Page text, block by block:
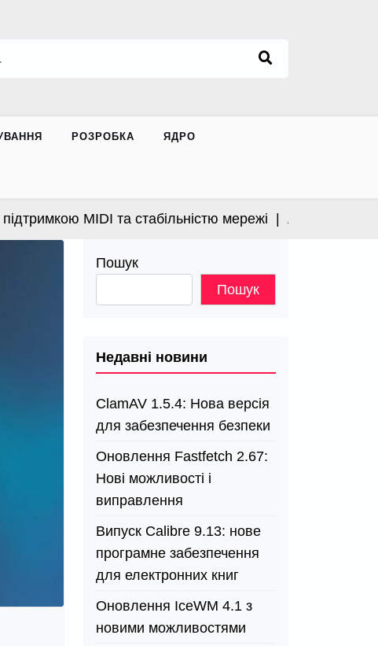
РОЗРОБКА ЯДРО
MIDI та стабільністю мережі |Apple випустила
Пошук
Пошук
Недавні новини
ClamAV 1.5.4: Нова версія
для забезпечення безпеки
Оновлення Fastfetch 2.67:
Нові можливості і
виправлення
Випуск Calibre 9.13: нове
програмне забезпечення
для електронних книг
Оновлення IceWM 4.1 з
новими можливостями